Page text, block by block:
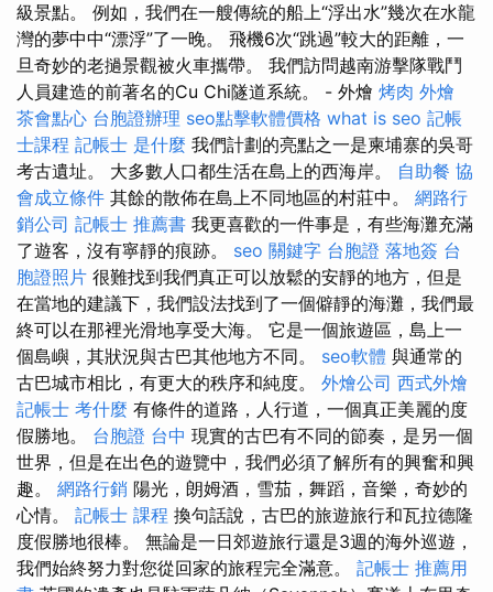
級景點。 例如，我們在一艘傳統的船上“浮出水”幾次在水龍
灣的夢中中“漂浮”了一晚。 飛機6次“跳過”較大的距離，一
旦奇妙的老撾景觀被火車攜帶。 我們訪問越南游擊隊戰鬥
人員建造的前著名的Cu Chi隧道系統。 - 外燴 烤肉 外燴
茶會點心 台胞證辦理 seo點擊軟體價格 what is seo 記帳
士課程 記帳士 是什麼 我們計劃的亮點之一是柬埔寨的吳哥
考古遺址。 大多數人口都生活在島上的西海岸。 自助餐 協
會成立條件 其餘的散佈在島上不同地區的村莊中。 網路行
銷公司 記帳士 推薦書 我更喜歡的一件事是，有些海灘充滿
了遊客，沒有寧靜的痕跡。 seo 關鍵字 台胞證 落地簽 台
胞證照片 很難找到我們真正可以放鬆的安靜的地方，但是
在當地的建議下，我們設法找到了一個僻靜的海灘，我們最
終可以在那裡光滑地享受大海。 它是一個旅遊區，島上一
個島嶼，其狀況與古巴其他地方不同。 seo軟體 與通常的
古巴城市相比，有更大的秩序和純度。 外燴公司 西式外燴
記帳士 考什麼 有條件的道路，人行道，一個真正美麗的度
假勝地。 台胞證 台中 現實的古巴有不同的節奏，是另一個
世界，但是在出色的遊覽中，我們必須了解所有的興奮和興
趣。 網路行銷 陽光，朗姆酒，雪茄，舞蹈，音樂，奇妙的
心情。 記帳士 課程 換句話說，古巴的旅遊旅行和瓦拉德隆
度假勝地很棒。 無論是一日郊遊旅行還是3週的海外巡遊，
我們始終努力對您從回家的旅程完全滿意。 記帳士 推薦用